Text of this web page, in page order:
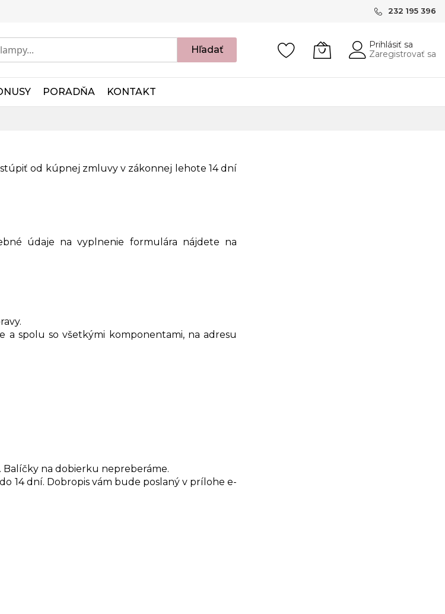
232 195 396
Hľadať
Prihlásiť sa
Zaregistrovať sa
PORADŇA KONTAKT
od kúpnej zmluvy v zákonnej lehote 14 dní
údaje na vyplnenie formulára nájdete na
spolu so všetkými komponentami, na adresu
na dobierku nepreberáme.
14 dní. Dobropis vám bude poslaný v prílohe e-